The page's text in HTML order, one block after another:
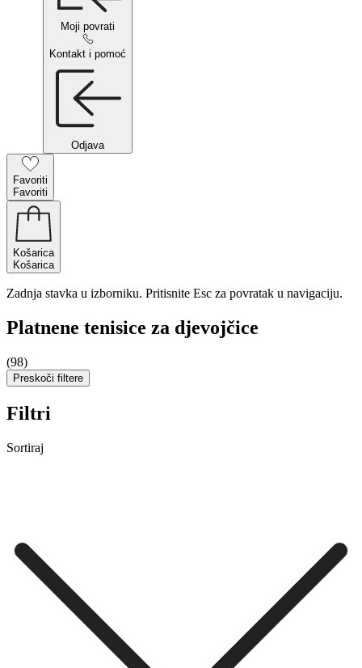
Moji povrati
Kontakt i pomoć
Odjava
Favoriti
Favoriti
Košarica
Košarica
Zadnja stavka u izborniku. Pritisnite Esc za povratak u navigaciju.
Platnene tenisice za djevojčice
(98)
Preskoči filtere
Filtri
Sortiraj